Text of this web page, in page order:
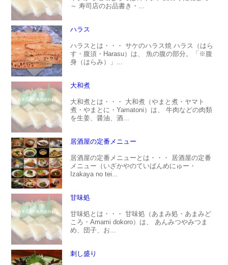
～ 寿司店のお品書き・...
ハラス
ハラスとは・・・ サケのハラス焼 ハラス（はら
す・腹須・Harasu）は、 魚の腹の部分。「※腹
身（はらみ）」...
大和煮
大和煮とは・・・ 大和煮（やまと煮・ヤマト
煮・やまとに・Yamatoni）は、 牛肉などの肉類
を生姜、醤油、酒...
居酒屋の定番メニュー
居酒屋の定番メニューとは・・・ 居酒屋の定番
メニュー（いざかやのていばんめにゅー・
Izakaya no tei...
甘味処
甘味処とは・・・ 甘味処（あまみ処・あまみど
ころ・Amami dokoro）は、 あんみつやみつま
め、団子、お...
刺し盛り